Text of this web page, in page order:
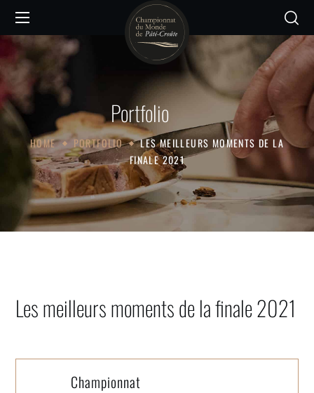
Portfolio
HOME PORTFOLIO
LES MEILLEURS MOMENTS DE LA
FINALE 2021
Les meilleurs moments de la finale 2021
Championnat